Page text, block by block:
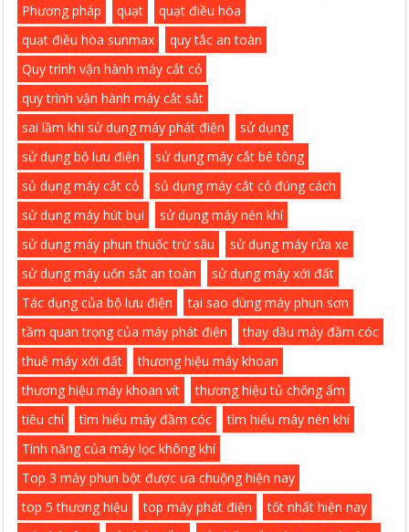
Phương pháp
quạt
quạt điều hòa
quạt điều hòa sunmax
quy tắc an toàn
Quy trình vận hành máy cắt cỏ
quy trình vận hành máy cắt sắt
sai lầm khi sử dụng máy phát điện
sử dụng
sử dụng bộ lưu điện
sử dụng máy cắt bê tông
sủ dụng máy cắt cỏ
sủ dụng máy cắt cỏ đúng cách
sử dụng máy hút bụi
sử dụng máy nén khí
sử dụng máy phun thuốc trừ sâu
sử dụng máy rửa xe
sử dụng máy uốn sắt an toàn
sử dụng máy xới đất
Tác dụng của bộ lưu điện
tại sao dùng máy phun sơn
tầm quan trọng của máy phát điện
thay dầu máy đầm cóc
thuê máy xới đất
thương hiệu máy khoan
thương hiệu máy khoan vít
thương hiệu tủ chống ẩm
tiêu chí
tìm hiểu máy đầm cóc
tìm hiểu máy nén khí
Tính năng của máy lọc không khí
Top 3 máy phun bột được ưa chuộng hiện nay
top 5 thương hiệu
top máy phát điện
tốt nhất hiện nay